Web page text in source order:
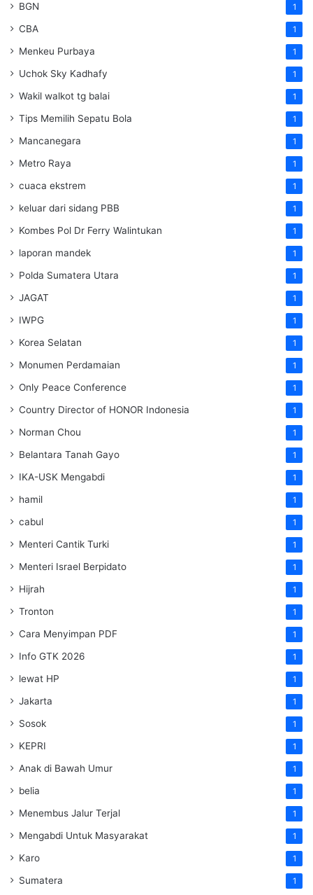
BGN 1
CBA 1
Menkeu Purbaya 1
Uchok Sky Kadhafy 1
Wakil walkot tg balai 1
Tips Memilih Sepatu Bola 1
Mancanegara 1
Metro Raya 1
cuaca ekstrem 1
keluar dari sidang PBB 1
Kombes Pol Dr Ferry Walintukan 1
laporan mandek 1
Polda Sumatera Utara 1
JAGAT 1
IWPG 1
Korea Selatan 1
Monumen Perdamaian 1
Only Peace Conference 1
Country Director of HONOR Indonesia 1
Norman Chou 1
Belantara Tanah Gayo 1
IKA-USK Mengabdi 1
hamil 1
cabul 1
Menteri Cantik Turki 1
Menteri Israel Berpidato 1
Hijrah 1
Tronton 1
Cara Menyimpan PDF 1
Info GTK 2026 1
lewat HP 1
Jakarta 1
Sosok 1
KEPRI 1
Anak di Bawah Umur 1
belia 1
Menembus Jalur Terjal 1
Mengabdi Untuk Masyarakat 1
Karo 1
Sumatera 1